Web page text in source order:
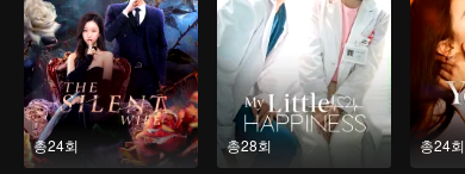
총24회 총28회 총24회